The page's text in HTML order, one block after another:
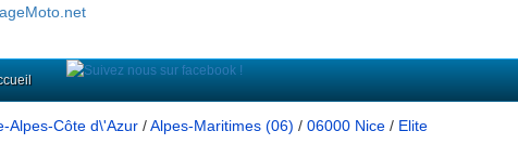
Alpes-Côte d\'Azur /Alpes-Maritimes (06) / 06000 Nice / Elite